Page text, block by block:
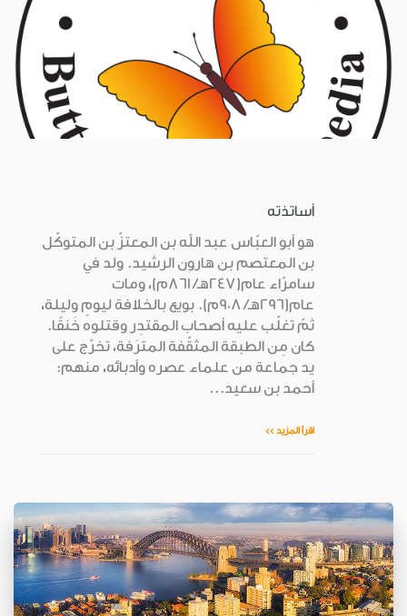
أساتذته
هو أبو العبّاس عبد الله بن المعتزّ بن المتوكّل
بن المعتصم بن هارون الرشيد. ولد في
سامرّاء عام(247هـ/ 861م)، ومات
عام(296هـ/ 908م). بويع بالخلافة ليومٍ وليلة،
ثمّ تغلّب عليه أصحاب المقتدِر وقتلوه خَنقًا.
كان مِن الطبقة المثقّفة المترَفة، تخرّج على
يد جماعة من علماء عصره وأدبائه، منهم:
أحمد بن سعيد...
اقرأ المزيد >>